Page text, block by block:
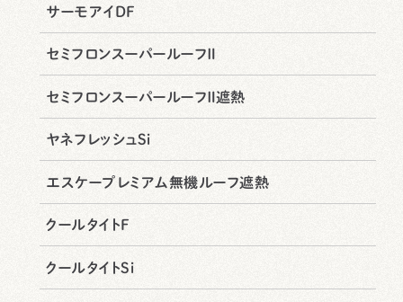
サーモアイDF
セミフロンスーパールーフⅡ
セミフロンスーパールーフⅡ遮熱
ヤネフレッシュSi
エスケープレミアム無機ルーフ遮熱
クールタイトF
クールタイトSi